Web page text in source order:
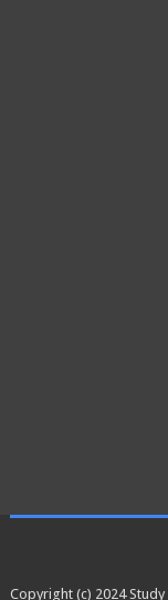
Copyright (c) 2024 Study